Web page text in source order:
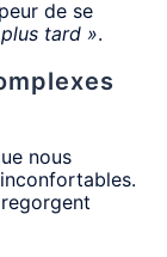
de se
tard ».
nous